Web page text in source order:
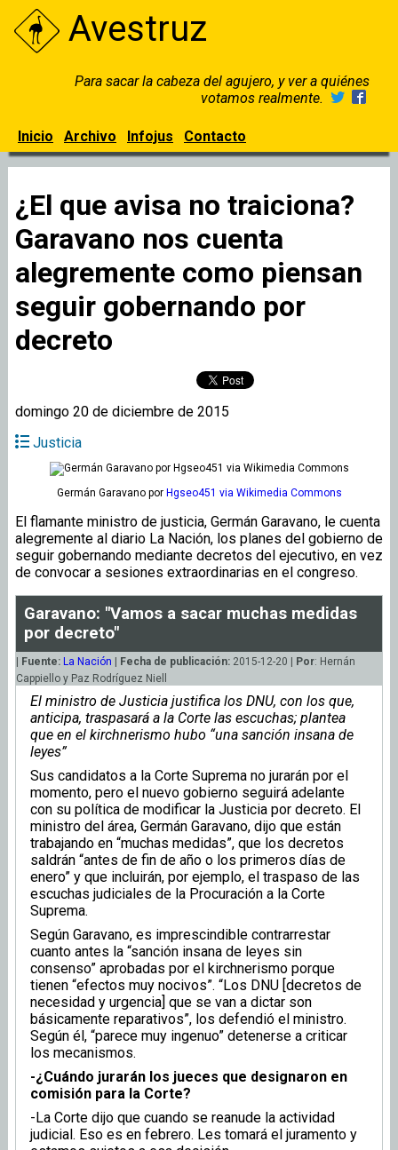
Avestruz
Para sacar la cabeza del agujero, y ver a quiénes
votamos realmente.
Inicio Archivo Infojus Contacto
¿El que avisa no traiciona?
Garavano nos cuenta
alegremente como piensan
seguir gobernando por
decreto
domingo 20 de diciembre de 2015
Justicia
Germán Garavanopor Hgseo451 via Wikimedia Commons
El flamante ministro de justicia, Germán Garavano, le cuenta
alegremente al diario La Nación, los planes del gobierno de
seguir gobernando mediante decretos del ejecutivo, en vez
de convocar a sesiones extraordinarias en el congreso.
Garavano: "Vamos a sacar muchas medidas
por decreto"
| Fuente: La Nación | Fecha de publicación: 2015-12-20 | Por: Hernán
Cappiello y Paz Rodríguez Niell
El ministro de Justicia justifica los DNU, con los que,
anticipa, traspasará a la Corte las escuchas; plantea
que en el kirchnerismo hubo “una sanción insana de
leyes”
Sus candidatos a la Corte Suprema no jurarán por el
momento, pero el nuevo gobierno seguirá adelante
con su política de modificar la Justicia por decreto. El
ministro del área, Germán Garavano, dijo que están
trabajando en “muchas medidas”, que los decretos
saldrán “antes de fin de año o los primeros días de
enero” y que incluirán, por ejemplo, el traspaso de las
escuchas judiciales de la Procuración a la Corte
Suprema.
Según Garavano, es imprescindible contrarrestar
cuanto antes la “sanción insana de leyes sin
consenso” aprobadas por el kirchnerismo porque
tienen “efectos muy nocivos”. “Los DNU [decretos de
necesidad y urgencia] que se van a dictar son
básicamente reparativos”, los defendió el ministro.
Según él, “parece muy ingenuo” detenerse a criticar
los mecanismos.
-¿Cuándo jurarán los jueces que designaron en
comisión para la Corte?
-La Corte dijo que cuando se reanude la actividad
judicial. Eso es en febrero. Les tomará el juramento y